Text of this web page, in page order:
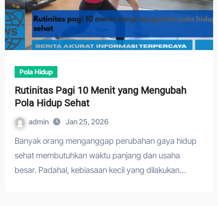
Pola Hidup
Rutinitas Pagi 10 Menit yang Mengubah
Pola Hidup Sehat
admin Jan 25, 2026
Banyak orang menganggap perubahan gaya hidup
sehat membutuhkan waktu panjang dan usaha
besar. Padahal, kebiasaan kecil yang dilakukan…